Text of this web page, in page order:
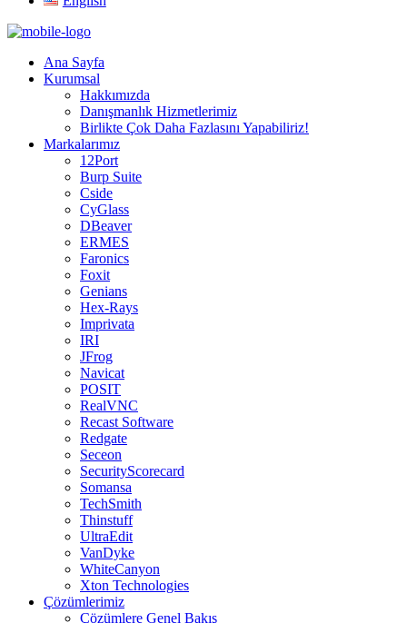
Ana Sayfa
Kurumsal
Hakkımızda
Danışmanlık Hizmetlerimiz
Birlikte Çok Daha Fazlasını Yapabiliriz!
Markalarımız
12Port
Burp Suite
Cside
CyGlass
DBeaver
ERMES
Faronics
Foxit
Genians
Hex-Rays
Imprivata
IRI
JFrog
Navicat
POSIT
RealVNC
Recast Software
Redgate
Seceon
SecurityScorecard
Somansa
TechSmith
Thinstuff
UltraEdit
VanDyke
WhiteCanyon
Xton Technologies
Çözümlerimiz
Çözümlere Genel Bakış